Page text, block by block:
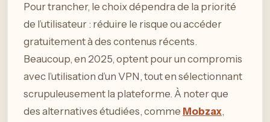
Pour trancher, le choix dépendra de la priorité
de l’utilisateur : réduire le risque ou accéder
gratuitement à des contenus récents.
Beaucoup, en 2025, optent pour un compromis
avec l’utilisation d’un VPN, tout en sélectionnant
scrupuleusement la plateforme. À noter que
des alternatives étudiées, comme Mobzax,